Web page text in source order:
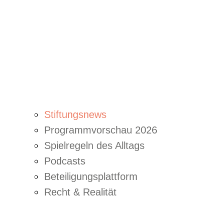
Stiftungsnews
Programmvorschau 2026
Spielregeln des Alltags
Podcasts
Beteiligungsplattform
Recht & Realität